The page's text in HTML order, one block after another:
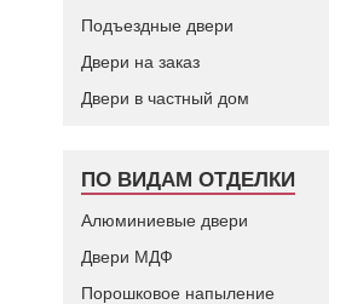
Подъездные двери
Двери на заказ
Двери в частный дом
ПО ВИДАМ ОТДЕЛКИ
Алюминиевые двери
Двери МДФ
Порошковое напыление